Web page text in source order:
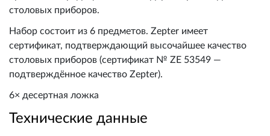
столовых приборов.
Набор состоит из 6 предметов. Zepter имеет
сертификат, подтверждающий высочайшее качество
столовых приборов (сертификат № ZE 53549 —
подтверждённое качество Zepter).
6× десертная ложка
Технические данные